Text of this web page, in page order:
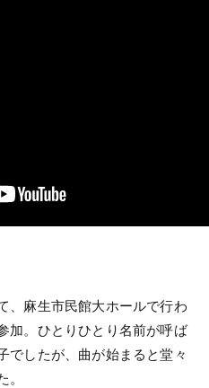
、麻生市民館大ホールで行わ
加。ひとりひとり名前が呼ば
でしたが、曲が始まると堂々